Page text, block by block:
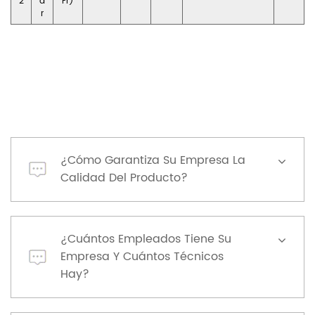
r
¿Cómo Garantiza Su Empresa La
Calidad Del Producto?
¿Cuántos Empleados Tiene Su
Empresa Y Cuántos Técnicos
Hay?